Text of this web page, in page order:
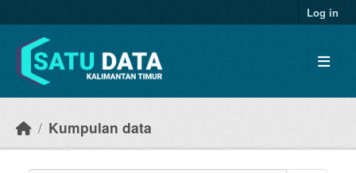
Log in
Kumpulan data